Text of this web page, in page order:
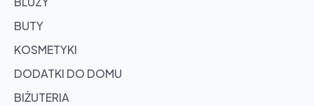
BUTY
KOSMETYKI
DODATKI DO DOMU
BIŻUTERIA